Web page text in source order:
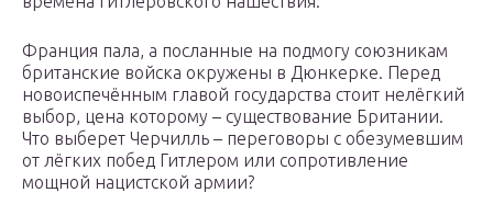
Франция пала, а посланные на подмогу союзникам
британские войска окружены в Дюнкерке. Перед
новоиспечённым главой государства стоит нелёгкий
выбор, цена которому – существование Британии.
Что выберет Черчилль – переговоры с обезумевшим
от лёгких побед Гитлером или сопротивление
мощной нацистской армии?